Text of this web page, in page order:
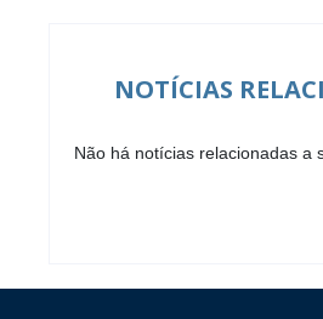
NOTÍCIAS
Não há notícias relacionadas a